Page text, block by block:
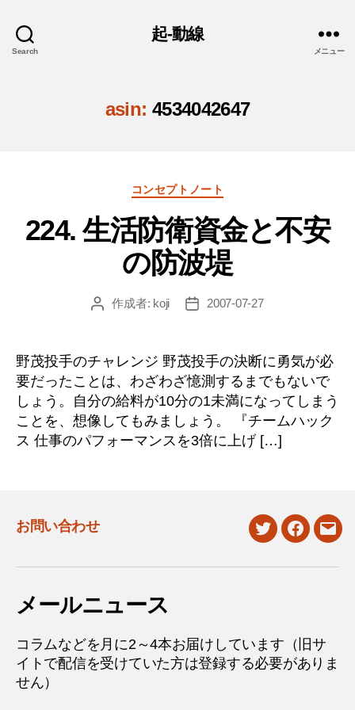
Search
起-動線
メニュー
asin: 4534042647
カ
ゴ
リ
ー
コンセプトノート
224. 生活防衛資金と不安
の防波堤
投
作成者: koji
投
2007-07-27
野茂投手のチャレンジ 野茂投手の決断に勇気が必
要だったことは、わざわざ憶測するまでもないで
しょう。自分の給料が10分の1未満になってしまう
ことを、想像してもみましょう。 『チームハック
ス 仕事のパフォーマンスを3倍に上げ […]
お問い合わせ
twitterfacebook
メールニュース
コラムなどを月に2～4本お届けしています（旧サ
イトで配信を受けていた方は登録する必要がありま
せん）